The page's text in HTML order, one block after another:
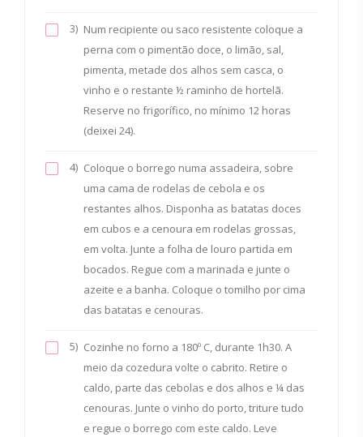
3) Num recipiente ou saco resistente coloque a
perna com o pimentão doce, o limão, sal,
pimenta, metade dos alhos sem casca, o
vinho e o restante ½ raminho de hortelã.
Reserve no frigorífico, no mínimo 12 horas
(deixei 24).
4) Coloque o borrego numa assadeira, sobre
uma cama de rodelas de cebola e os
restantes alhos. Disponha as batatas doces
em cubos e a cenoura em rodelas grossas,
em volta. Junte a folha de louro partida em
bocados. Regue com a marinada e junte o
azeite e a banha. Coloque o tomilho por cima
das batatas e cenouras.
5) Cozinhe no forno a 180º C, durante 1h30. A
meio da cozedura volte o cabrito. Retire o
caldo, parte das cebolas e dos alhos e ¼ das
cenouras. Junte o vinho do porto, triture tudo
e regue o borrego com este caldo. Leve